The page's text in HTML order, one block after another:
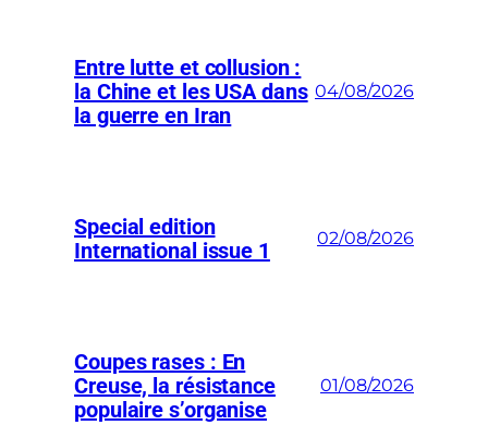
Entre lutte et collusion :
la Chine et les USA dans
la guerre en Iran
04/08/2026
Special edition
International issue 1
02/08/2026
Coupes rases : En
Creuse, la résistance
populaire s’organise
01/08/2026